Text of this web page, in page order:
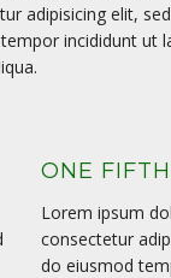
adipisicing elit,
incididunt ut
ONE FIFTH
Lorem ipsum
consectetur
do eiusmod